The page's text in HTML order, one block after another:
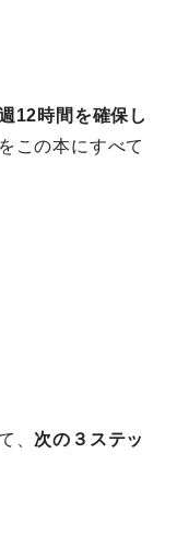
12時間を確保し
をこの本にすべて
、 次の３ステッ